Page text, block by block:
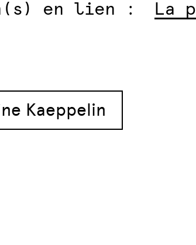
en lien : La
des
Kaeppelin